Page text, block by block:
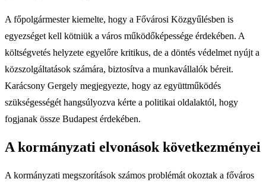
A főpolgármester kiemelte, hogy a Fővárosi Közgyűlésben is
egyezséget kell kötniük a város működőképessége érdekében. A
költségvetés helyzete egyelőre kritikus, de a döntés védelmet nyújt a
közszolgáltatások számára, biztosítva a munkavállalók béreit.
Karácsony Gergely megjegyezte, hogy az együttműködés
szükségességét hangsúlyozva kérte a politikai oldalaktól, hogy
fogjanak össze Budapest érdekében.
A kormányzati elvonások következményei
A kormányzati megszorítások számos problémát okoztak a főváros